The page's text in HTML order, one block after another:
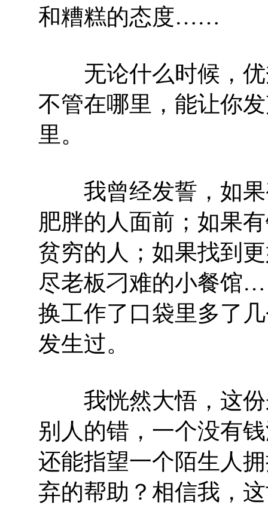
和糟糕的态度……
无论什么时候，优
不管在哪里，能让你
里。
我曾经发誓，如果
肥胖的人面前；如果
贫穷的人；如果找到
尽老板刁难的小餐馆
换工作了口袋里多了
发生过。
我恍然大悟，这份
别人的错，一个没有
还能指望一个陌生人
弃的帮助？相信我，